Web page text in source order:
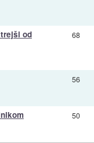
od 68
56
50